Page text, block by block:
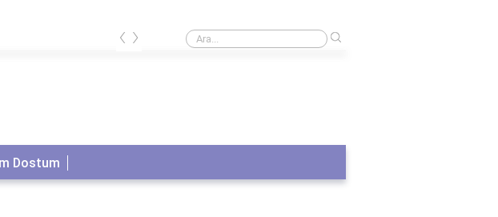
Sıralı lojistik regresyon nedir?
‹ ›
Dostum